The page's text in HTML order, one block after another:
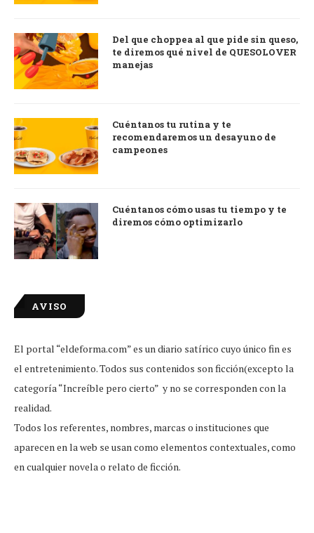
Del que choppea al que pide sin queso,
te diremos qué nivel de QUESOLOVER
manejas
Cuéntanos tu rutina y te
recomendaremos un desayuno de
campeones
Cuéntanos cómo usas tu tiempo y te
diremos cómo optimizarlo
AVISO
El portal “eldeforma.com” es un diario satírico cuyo único fin es
el entretenimiento. Todos sus contenidos son ficción(excepto la
categoría “Increíble pero cierto” y no se corresponden con la
realidad.
Todos los referentes, nombres, marcas o instituciones que
aparecen en la web se usan como elementos contextuales, como
en cualquier novela o relato de ficción.